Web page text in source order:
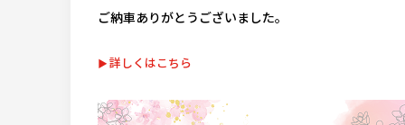
ご納車ありがとうございました。
詳しくはこちら